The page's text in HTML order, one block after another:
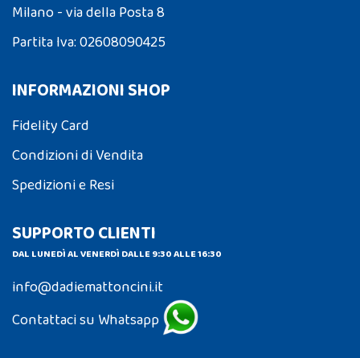
Milano - via della Posta 8
Partita Iva: 02608090425
INFORMAZIONI SHOP
Fidelity Card
Condizioni di Vendita
Spedizioni e Resi
SUPPORTO CLIENTI
DAL LUNEDÌ AL VENERDÌ DALLE 9:30 ALLE 16:30
info@dadiemattoncini.it
Contattaci su Whatsapp